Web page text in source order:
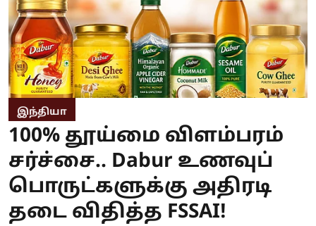
இந்தியா
100% தூய்மை விளம்பரம்
சர்ச்சை.. Dabur உணவுப்
பொருட்களுக்கு அதிரடி
தடை விதித்த FSSAI!